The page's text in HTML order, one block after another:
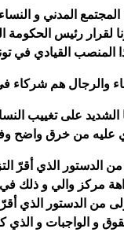
المدني و النساء
المنصب القيادي في
والرجال هم شركاء
الشديد على تغييب
عليه من خرق واضح
الفصل 46 فقرة 2 من
مركز والي و ذلك
فقرة أولى من الدستور
و الواجبات و الذي